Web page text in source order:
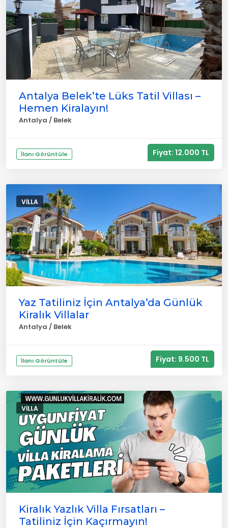
Antalya Belek’te Lüks Tatil Villası –
Hemen Kiralayın!
Antalya / Belek
İlanı Görüntüle Fiyat: 12.000 TL
VILLA
Yaz Tatiliniz İçin Antalya’da Günlük
Kiralık Villalar
Antalya / Belek
İlanı Görüntüle Fiyat: 9.500 TL
VILLA
Kiralık Yazlık Villa Fırsatları –
Tatiliniz İçin Kaçırmayın!